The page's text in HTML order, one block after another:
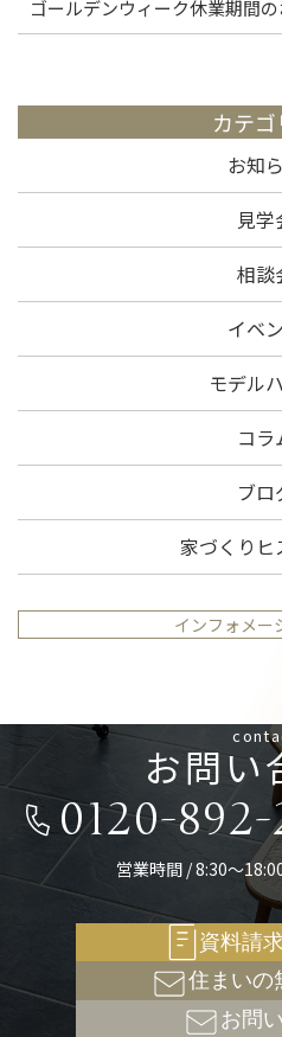
ゴールデンウィーク休業期間
カテゴ
お知
見学
相談
イベ
モデル
コラ
ブロ
家づくりヒ
インフォメー
お問い
0120-
営業時間 / 8:30～
資料請
住まいの
お問